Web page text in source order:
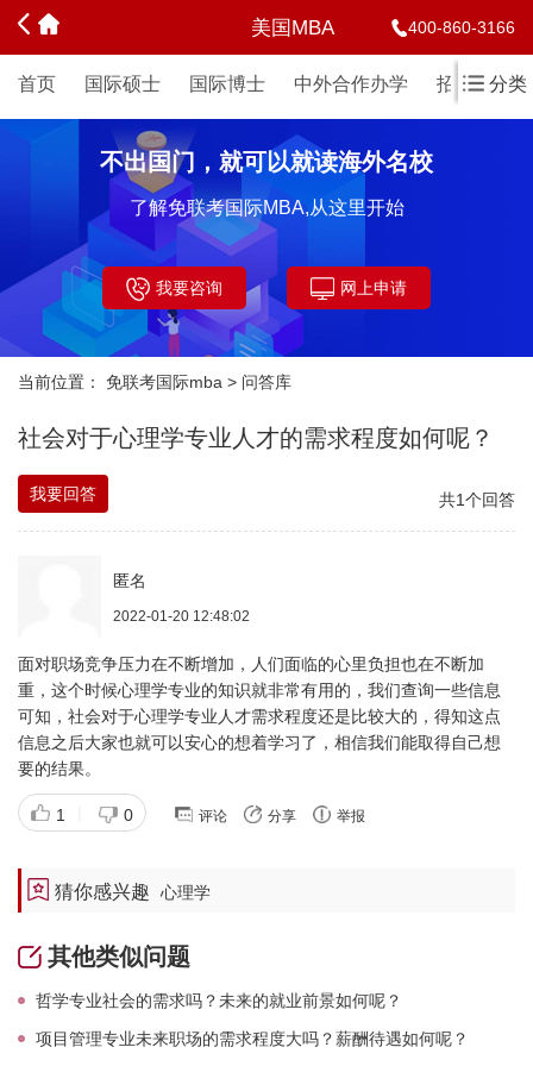
美国MBA 400-860-3166
首页 国际硕士 国际博士 中外合作办学 招生简章
分类
不出国门，就可以就读海外名校
了解免联考国际MBA,从这里开始
我要咨询 网上申请
当前位置： 免联考国际mba > 问答库
社会对于心理学专业人才的需求程度如何呢？
我要回答 共1个回答
匿名
2022-01-20 12:48:02
面对职场竞争压力在不断增加，人们面临的心里负担也在不断加
重，这个时候心理学专业的知识就非常有用的，我们查询一些信息
可知，社会对于心理学专业人才需求程度还是比较大的，得知这点
信息之后大家也就可以安心的想着学习了，相信我们能取得自己想
要的结果。
1 0 评论 分享 举报
猜你感兴趣 心理学
其他类似问题
哲学专业社会的需求吗？未来的就业前景如何呢？
项目管理专业未来职场的需求程度大吗？薪酬待遇如何呢？